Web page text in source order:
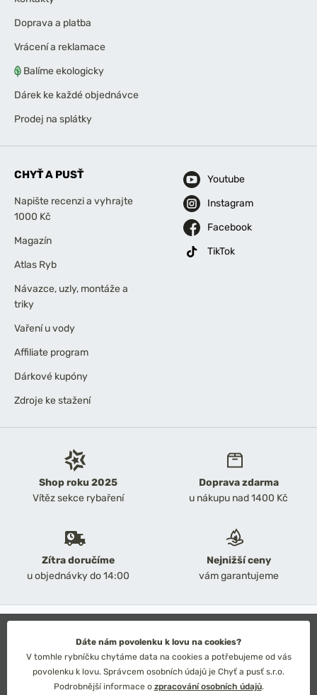
Shop roku 2025
Vítěz sekce rybaření
Doprava zdarma
u nákupu nad 1400 Kč
Zítra doručíme
u objednávky do 14:00
Nejnižší ceny
vám garantujeme
Doprava a platba
Vrácení a reklamace
Balíme ekologicky
Dárek ke každé objednávce
Prodej na splátky
CHYŤ A PUSŤ
Napište recenzi a vyhrajte
1000 Kč
Magazín
Atlas Ryb
Návazce, uzly, montáže a
triky
Vaření u vody
Affiliate program
Dárkové kupóny
Zdroje ke stažení
Youtube
Instagram
Facebook
TikTok
Obchodní podmínky
Ochrana osobních údajů
Technické řešení: Simplia s.r.o.
Strategický design: Petr Široký
Dáte nám povolenku k lovu na cookies?
V tomhle rybníčku chytáme data na cookies a potřebujeme od vás
povolenku k lovu. Správcem osobních údajů je Chyť a pusť s.r.o.
Podrobnější informace o zpracování osobních údajů.